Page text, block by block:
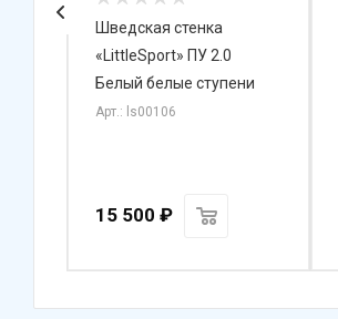
Шведская стенка
«LittleSport» ПУ 2.0
Белый белые ступени
Арт.: ls00106
15 500 ₽